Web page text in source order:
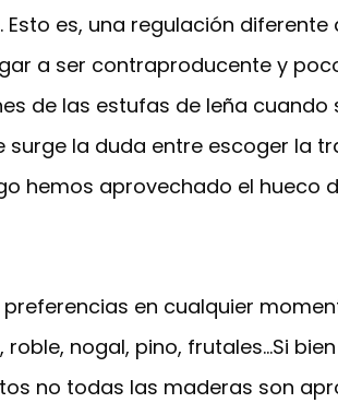
es, una regulación diferente
a ser contraproducente y
de las estufas de leña cuando
surge la duda entre escoger la
hemos aprovechado el hueco
en cualquier
nogal, pino, frutales…Si
no todas las maderas son